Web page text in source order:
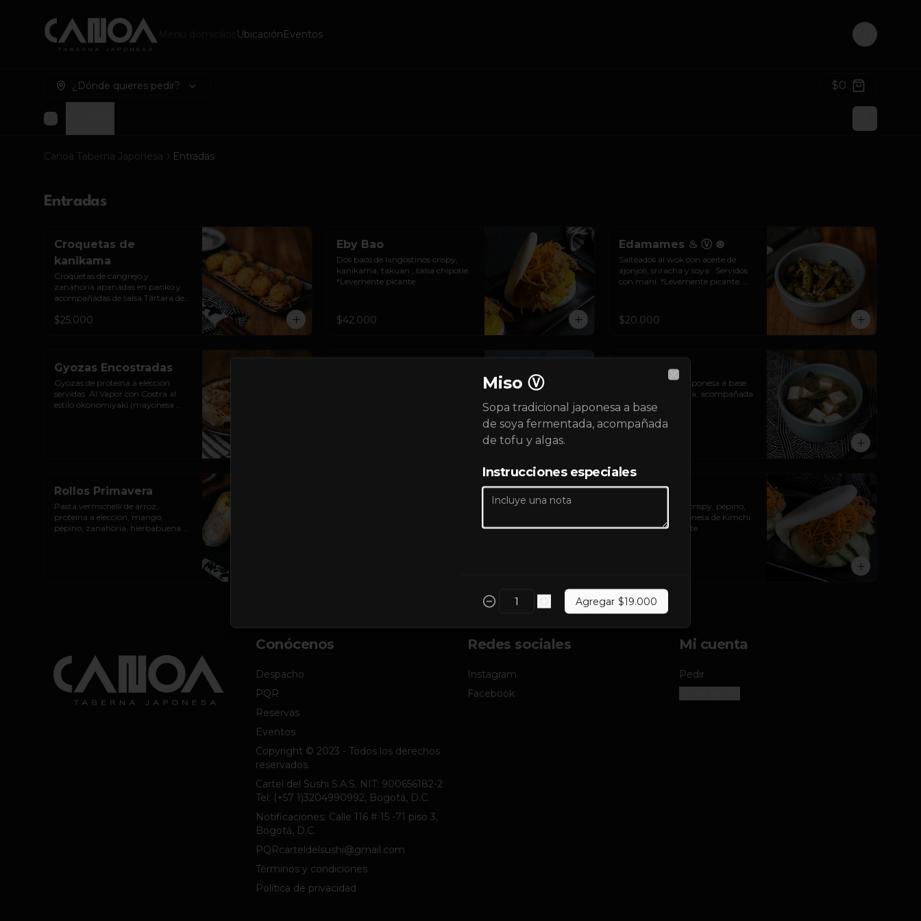
UbicaciónEventos Login
¿Dónde quieres pedir? $0
Canoa Taberna Japonesa Entradas
Entradas
Croquetas de
kanikama
Croquetas de cangrejo y
zanahoria apanadas en panko y
acompañadas de salsa Tártara de
$25.000
Eby Bao
Dos baos de langostinos crispy,
kanikama, takuan , salsa chipotle.
*Levemente picante
$42.000
Edamames ♨ Ⓥ ⊛
Salteados al wok con aceite de
ajonjolí, sriracha y soya.  Servidos
con maní. *Levemente picante.
$20.000
Gyozas Encostradas
Gyozas de proteína a elección
servidas  Al Vapor con Costra al
estilo okonomiyaki (mayonesa
Sopa tradicional japonesa a base
de soya fermentada, acompañada
de tofu y algas.
Rollos Primavera
Pasta vermichelli de arroz,
proteína a elección, mango,
pepino, zanahoria, hierbabuena y
Tori Bao
Dos baos de pollo crispy, pepino,
zanahoria y mayonesa de Kimchi.
*Levemente picante
Conócenos
Despacho
PQR
Reservas
Eventos
Copyright © 2023 - Todos los derechos
reservados.
Cartel del Sushi S.A.S. NIT: 900656182-2
Tel: (+57 1)3204990992, Bogotá, D.C.
Notificaciones: Calle 116 # 15 -71 piso 3,
Bogotá, D.C.
PQRcarteldelsushi@gmail.com
Términos y condiciones
Política de privacidad
Redes sociales
Instagram
Facebook
Mi cuenta
Pedir
Miso Ⓥ
Sopa tradicional japonesa a base
de soya fermentada, acompañada
de tofu y algas.
Instrucciones especiales
Agregar $19.000
Close